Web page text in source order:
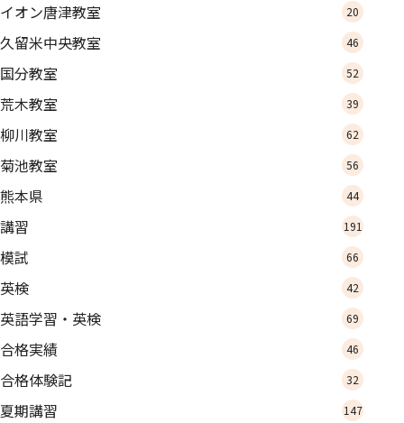
イオン唐津教室 20
久留米中央教室 46
国分教室 52
荒木教室 39
柳川教室 62
菊池教室 56
熊本県 44
講習 191
模試 66
英検 42
英語学習・英検 69
合格実績 46
合格体験記 32
夏期講習 147